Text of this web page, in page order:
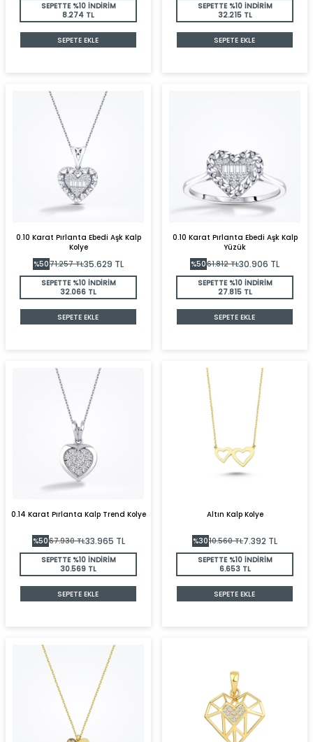
SEPETTE %10 İNDİRİM
8.274 TL
SEPETE EKLE
SEPETTE %10 İNDİRİM
32.215 TL
SEPETE EKLE
0.10 Karat Pırlanta Ebedi Aşk Kalp
Kolye
%5071.257TL35.629 TL
SEPETTE %10 İNDİRİM
32.066 TL
SEPETE EKLE
0.10 Karat Pırlanta Ebedi Aşk Kalp
Yüzük
%5061.812TL30.906 TL
SEPETTE %10 İNDİRİM
27.815 TL
SEPETE EKLE
0.14 Karat Pırlanta Kalp Trend Kolye
%5067.930TL33.965 TL
SEPETTE %10 İNDİRİM
30.569 TL
SEPETE EKLE
Altın Kalp Kolye
%3010.560TL7.392 TL
SEPETTE %10 İNDİRİM
6.653 TL
SEPETE EKLE